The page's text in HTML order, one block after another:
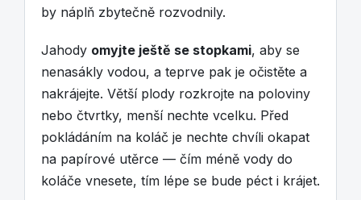
by náplň zbytečně rozvodnily.
Jahody omyjte ještě se stopkami, aby se
nenasákly vodou, a teprve pak je očistěte a
nakrájejte. Větší plody rozkrojte na poloviny
nebo čtvrtky, menší nechte vcelku. Před
pokládáním na koláč je nechte chvíli okapat
na papírové utěrce — čím méně vody do
koláče vnesete, tím lépe se bude péct i krájet.